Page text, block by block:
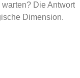
Die Antwort
Dimension.